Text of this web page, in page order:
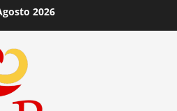
2026